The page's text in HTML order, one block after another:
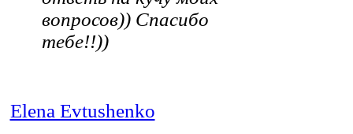
вопросов)) Спасибо
тебе!!))
Elena Evtushenko